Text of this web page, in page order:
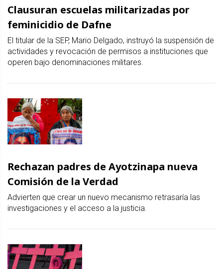
Clausuran escuelas militarizadas por
feminicidio de Dafne
El titular de la SEP, Mario Delgado, instruyó la suspensión de
actividades y revocación de permisos a instituciones que
operen bajo denominaciones militares.
Rechazan padres de Ayotzinapa nueva
Comisión de la Verdad
Advierten que crear un nuevo mecanismo retrasaría las
investigaciones y el acceso a la justicia.